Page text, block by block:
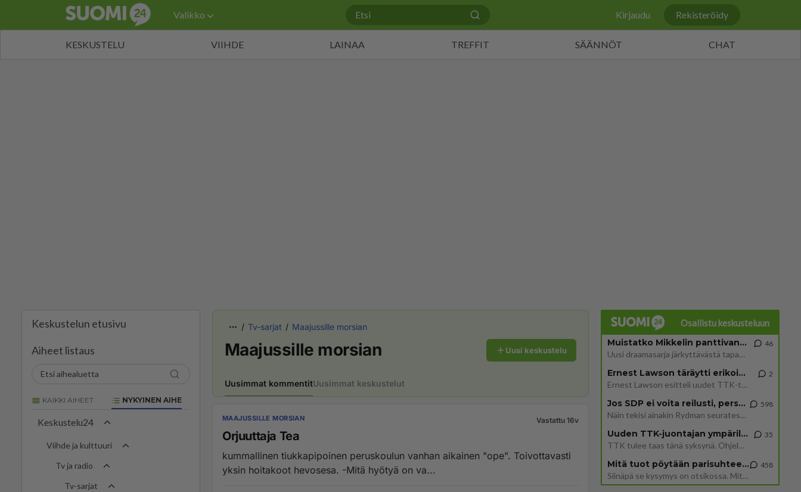
Valikko Kirjaudu Rekisteröidy
KESKUSTELU VIIHDE LAINAA TREFFIT SÄÄNNÖT CHAT
Keskustelun etusivu
Aiheet listaus
KAIKKI AIHEET NYKYINEN AIHE
Keskustelu24
Viihde ja kulttuuri
Tv ja radio
Tv-sarjat
Tv-sarjat Maajussille morsian
Maajussille morsian Uusi keskustelu
Uusimmat kommentitUusimmat keskustelut
MAAJUSSILLE MORSIAN Vastattu 16v
Orjuuttaja Tea
kummallinen tiukkapipoinen peruskoulun vanhan aikainen "ope". Toivottavasti
yksin hoitakoot hevosesa. -Mitä hyötyä on va...
Osallistu keskusteluun
Muistatko Mikkelin panttivankidraaman?
Uusi draamasarja järkyttävästä tapauksesta on tulossa. Tositapahtumiin perustuva sarja ammentaa vuoden 1986 Mikkelin pan
46
Ernest Lawson täräytti erikoisen heiton TTK-lehdistötilaisuudessa: " Onko tässä tarkoituksena...?"
Ernest Lawson esitteli uudet TTK-tähtioppilaat ja opettajat torstaina 6.8. lehdistölle. Tulevalla kaudella on yksi hausk
2
Jos SDP ei voita reilusti, persut kumoavat demokratian Suomesta
Näin tekisi ainakin Rydman seuratessaan idolinsa Trumpin mallia https://www.is.fi/politiikka/art-2000012187244.html
598
Uuden TTK-juontajan ympärillä epätietoisuus sakenee - Nyt MTV hämmentää soppaa
TTK tulee taas tänä syksynä. Ohjelman uudet tähtioppilaat julkistetaan torstaina 6. elokuuta klo 14 alkavassa lehdistö
35
Mitä tuot pöytään parisuhteessa?
Siinäpä se kysymys on otsikossa. Mitäpä siis tuot/toisit pöytään parisuhteessa? Oletko mies vai nainen? Koetko sen mitä
458